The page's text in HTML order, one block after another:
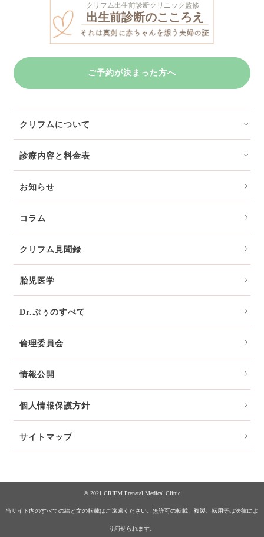
クリフム出生前診断クリニック監修
出生前診断のこころえ
ご予約が決まった方へ
クリフムについて
診療内容と料金表
お知らせ
コラム
クリフム見聞録
胎児医学
Dr.ぷぅのすべて
倫理委員会
情報公開
個人情報保護方針
サイトマップ
© 2021 CRIFM Prenatal Medical Clinic
当サイト内のすべての絵と文の転載はご遠慮ください。無許可の転載、複製、転用等は法律によ
り罰せられます。